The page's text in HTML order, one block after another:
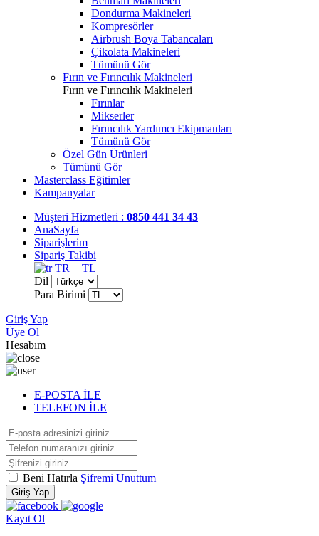
Dondurma Makineleri
Kompresörler
Airbrush Boya Tabancaları
Çikolata Makineleri
Tümünü Gör
Fırın ve Fırıncılık Makineleri
Fırın ve Fırıncılık Makineleri
Fırınlar
Mikserler
Fırıncılık Yardımcı Ekipmanları
Tümünü Gör
Özel Gün Ürünleri
Tümünü Gör
Masterclass Eğitimler
Kampanyalar
Müşteri Hizmetleri : 0850 441 34 43
AnaSayfa
Siparişlerim
Sipariş Takibi
TR − TL
Dil
Para Birimi
Giriş Yap
Üye Ol
Hesabım
E-POSTA İLE
TELEFON İLE
Beni Hatırla Şifremi Unuttum
Giriş Yap
Kayıt Ol